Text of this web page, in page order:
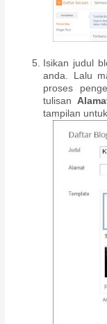
Isikan judul
anda. Lalu
proses
tulisan
tampilan